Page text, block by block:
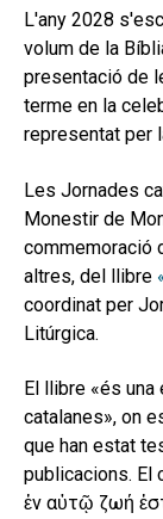
ACTUALITAT
BLOG
CONTACTE
EL MEU
CERCAR
CAT
L'any 2028
volum de la
presentació de
terme en la
representat per
Les Jornades
Monestir de
commemoració
altres, del llibre
coordinat per
Litúrgica.
El llibre «és
catalanes», on
que han estat
publicacions. El
ἐν αὐτῷ ζωή